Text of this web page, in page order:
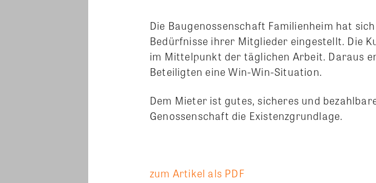
Die Baugenossenschaft Familienheim hat
Bedürfnisse ihrer Mitglieder eingestellt. Die
im Mittelpunkt der täglichen Arbeit. Daraus
Beteiligten eine Win-Win-Situation.
Dem Mieter ist gutes, sicheres und
Genossenschaft die Existenzgrundlage.
zum Artikel als PDF